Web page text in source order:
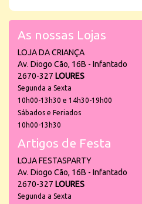
As nossas Lojas
LOJA DA CRIANÇA
Av. Diogo Cão, 16B - Infantado
2670-327 LOURES
Segunda a Sexta
10h00-13h30 e 14h30-19h00
Sábados e Feriados
10h00-13h30
Artigos de Festa
LOJA FESTASPARTY
Av. Diogo Cão, 16B - Infantado
2670-327 LOURES
Segunda a Sexta